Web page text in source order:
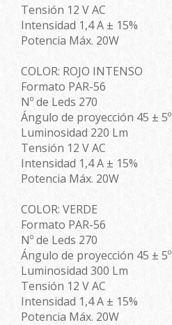
Tensión 12 V AC
Intensidad 1,4 A ± 15%
Potencia Máx. 20W
COLOR: ROJO INTENSO
Formato PAR-56
Nº de Leds 270
Ángulo de proyección 45 ± 5º
Luminosidad 220 Lm
Tensión 12 V AC
Intensidad 1,4 A ± 15%
Potencia Máx. 20W
COLOR: VERDE
Formato PAR-56
Nº de Leds 270
Ángulo de proyección 45 ± 5º
Luminosidad 300 Lm
Tensión 12 V AC
Intensidad 1,4 A ± 15%
Potencia Máx. 20W